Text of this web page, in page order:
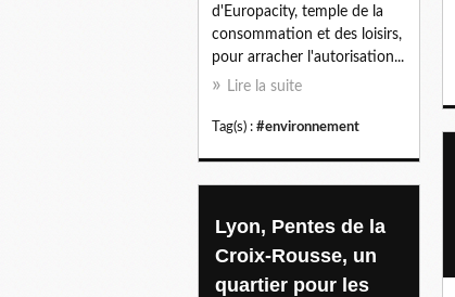
d'Europacity, temple de la
consommation et des loisirs,
pour arracher l'autorisation...
Lire la suite
Tag(s) : #environnement
Lyon, Pentes de la
Croix-Rousse, un
quartier pour les